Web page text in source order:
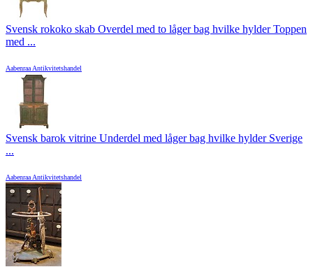
Svensk rokoko skab Overdel med to låger bag hvilke hylder Toppen
med ...
Aabenraa Antikvitetshandel
Svensk barok vitrine Underdel med låger bag hvilke hylder Sverige
...
Aabenraa Antikvitetshandel